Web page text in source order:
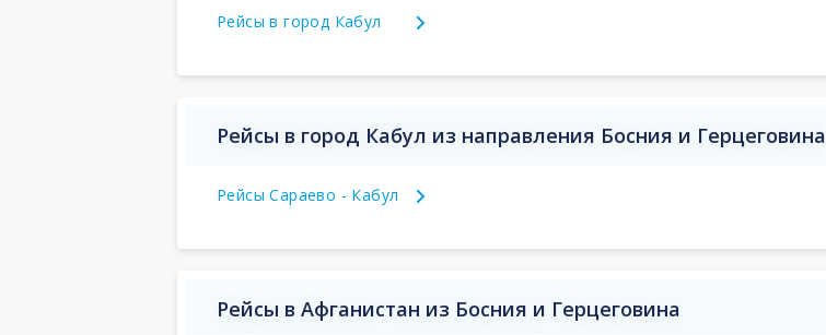
Рейсы в город Кабул
Рейсы в город Кабул из направления Босния и Герцеговина
Рейсы Сараево - Кабул
Рейсы в Афганистан из Босния и Герцеговина